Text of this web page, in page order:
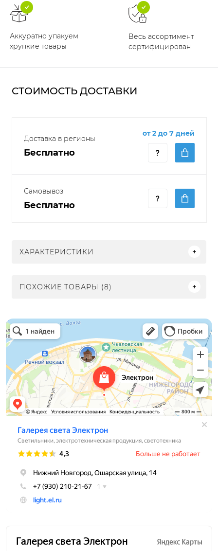
Аккуратно упакуем
хрупкие товары
Весь ассортимент
сертифицирован
СТОИМОСТЬ ДОСТАВКИ
Доставка в регионы
Бесплатно
от 2 до 7 дней
Самовывоз
Бесплатно
ХАРАКТЕРИСТИКИ
ПОХОЖИЕ ТОВАРЫ (8)
Электрон
Светильники в Нижнем Новгороде
Электротехническая продукция в Нижнем Новгороде